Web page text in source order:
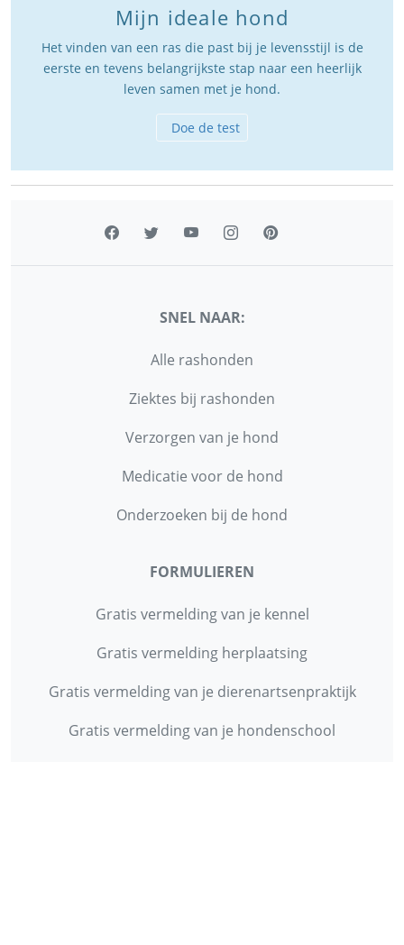
Mijn ideale hond
Het vinden van een ras die past bij je levensstijl is de
eerste en tevens belangrijkste stap naar een heerlijk
leven samen met je hond.
Doe de test
SNEL NAAR:
Alle rashonden
Ziektes bij rashonden
Verzorgen van je hond
Medicatie voor de hond
Onderzoeken bij de hond
FORMULIEREN
Gratis vermelding van je kennel
Gratis vermelding herplaatsing
Gratis vermelding van je dierenartsenpraktijk
Gratis vermelding van je hondenschool